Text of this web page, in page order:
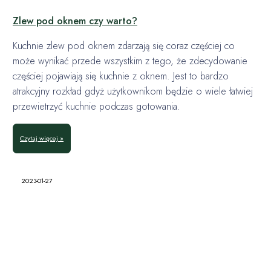
Zlew pod oknem czy warto?
Kuchnie zlew pod oknem zdarzają się coraz częściej co
może wynikać przede wszystkim z tego, że zdecydowanie
częściej pojawiają się kuchnie z oknem. Jest to bardzo
atrakcyjny rozkład gdyż użytkownikom będzie o wiele łatwiej
przewietrzyć kuchnie podczas gotowania.
Czytaj więcej »
2023-01-27